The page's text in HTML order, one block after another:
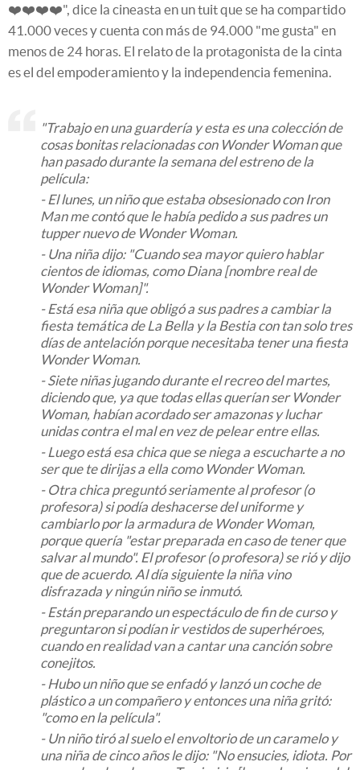
❤️❤️❤️❤️", dice la cineasta en un tuit que se ha compartido
41.000 veces y cuenta con más de 94.000 "me gusta" en
menos de 24 horas. El relato de la protagonista de la cinta
es el del empoderamiento y la independencia femenina.
"Trabajo en una guardería y esta es una colección de
cosas bonitas relacionadas con Wonder Womanque
han pasado durante la semana del estreno de la
película:
- El lunes, un niño que estaba obsesionado con Iron
Man me contó que le había pedido a sus padres un
tuppernuevo de Wonder Woman.
- Una niña dijo: "Cuando sea mayor quiero hablar
cientos de idiomas, como Diana [nombre real de
Wonder Woman]".
- Está esa niña que obligó a sus padres a cambiar la
fiesta temática de La Bella y la Bestia con tan solo tres
días de antelación porque necesitaba tener una fiesta
Wonder Woman.
- Siete niñas jugando durante el recreo del martes,
diciendo que, ya que todas ellas querían ser Wonder
Woman, habían acordado ser amazonas y luchar
unidas contra el mal en vez de pelear entre ellas.
- Luego está esa chica que se niega a escucharte a no
ser que te dirijas a ella como Wonder Woman.
- Otra chica preguntó seriamente al profesor (o
profesora) si podía deshacerse del uniforme y
cambiarlo por la armadura de Wonder Woman,
porque quería "estar preparada en caso de tener que
salvar al mundo". El profesor (o profesora) se rió y dijo
que de acuerdo. Al día siguiente la niña vino
disfrazada y ningún niño se inmutó.
- Están preparando un espectáculo de fin de curso y
preguntaron si podían ir vestidos de superhéroes,
cuando en realidad van a cantar una canción sobre
conejitos.
- Hubo un niño que se enfadó y lanzó un coche de
plástico a un compañero y entonces una niña gritó:
"como en la película".
- Un niño tiró al suelo el envoltorio de un caramelo y
una niña de cinco años le dijo: "No ensucies, idiota. Por